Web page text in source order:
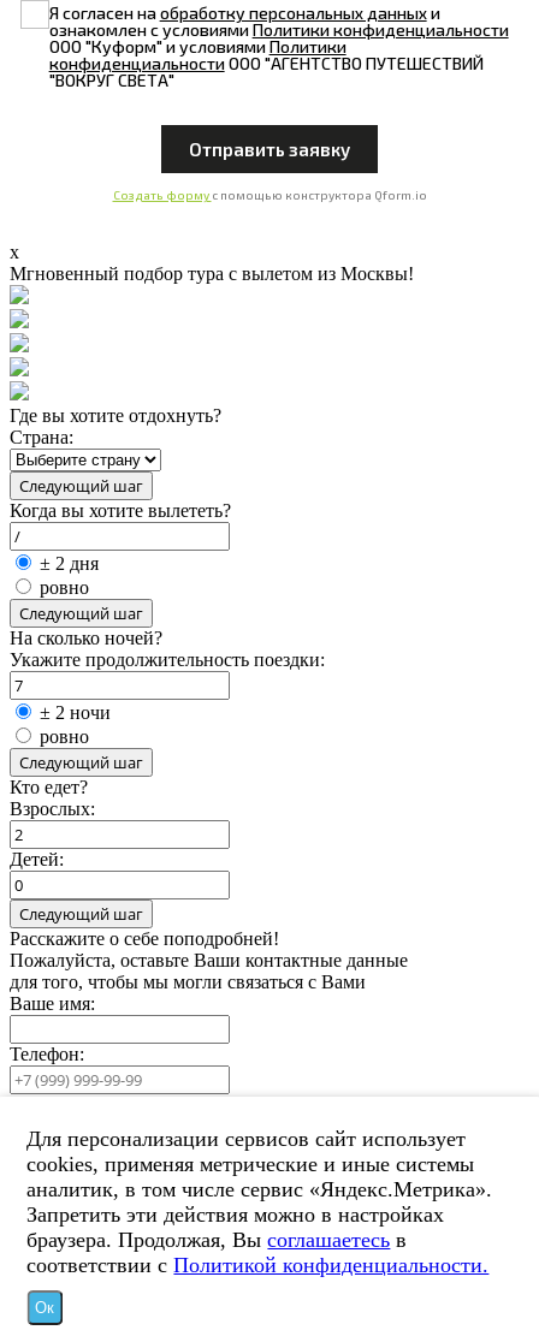
Для персонализации сервисов сайт использует
cookies, применяя метрические и иные системы
аналитик, в том числе сервис «Яндекс.Метрика».
Запретить эти действия можно в настройках
браузера. Продолжая, Высоглашаетесь в
соответствии сПолитикой конфиденциальности.
Ок
Я согласен наобработку персональных данныхи
ознакомлен с условиямиПолитики конфиденциальности
ООО "Куформ" и условиямиПолитики
конфиденциальностиООО "АГЕНТСТВО ПУТЕШЕСТВИЙ
"ВОКРУГ СВЕТА"
Создать форму с помощью конструктора Qform.io
x
Мгновенный подбор тура с вылетом из Москвы!
Где вы хотите отдохнуть?
Страна:
Когда вы хотите вылететь?
± 2 дня
ровно
На сколько ночей?
Укажите продолжительность поездки:
± 2 ночи
ровно
Кто едет?
Взрослых:
Детей:
Расскажите о себе поподробней!
Пожалуйста, оставьте Ваши контактные данные
для того, чтобы мы могли связаться с Вами
Ваше имя:
Телефон:
Оставить комментарий